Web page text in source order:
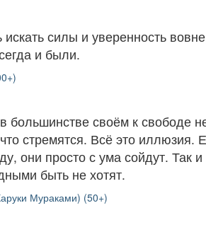
силы и уверенность
и были.
своём к свободе
стремятся. Всё это иллюзия.
они просто с ума сойдут. Так
быть не хотят.
Мураками) (50+)